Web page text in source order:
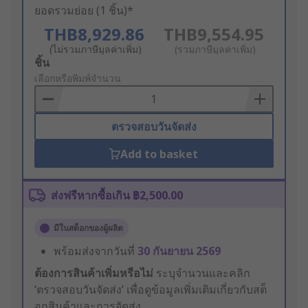
ยอดรวมย่อย (1 ชิ้น)*
THB8,929.86
(ไม่รวมภาษีมูลค่าเพิ่ม)
THB9,554.95
(รวมภาษีมูลค่าเพิ่ม)
Add
to
Basket
ชิ้น
เลือกหรือพิมพ์จำนวน
ตรวจสอบวันจัดส่ง
Add to basket
ส่งฟรีหากซื้อเกิน ฿2,500.00
มีในสต็อกของผู้ผลิต
พร้อมส่งจากวันที่ 30 กันยายน 2569
ต้องการสินค้าเพิ่มหรือไม่ ระบุจำนวนและคลิก
‘ตรวจสอบวันจัดส่ง’ เพื่อดูข้อมูลเพิ่มเติมเกี่ยวกับสต็